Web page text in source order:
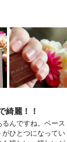
綺麗！！
んですね。ベース
ひとつになってい